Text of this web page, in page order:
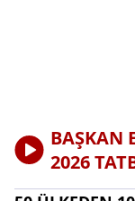
BAŞKAN
2026